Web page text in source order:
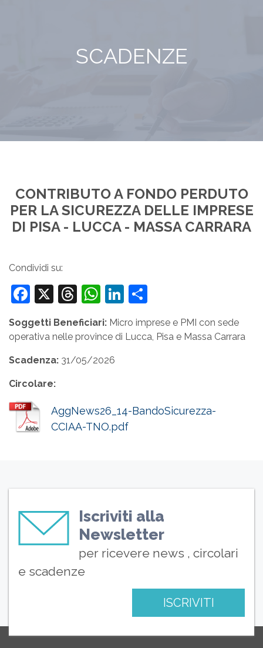
SCADENZE
CONTRIBUTO A FONDO PERDUTO
PER LA SICUREZZA DELLE IMPRESE
DI PISA - LUCCA - MASSA CARRARA
Condividi su:
Facebook
X Threads
WhatsApp
LinkedIn
Soggetti Beneficiari: Micro imprese e PMI con sede
operativa nelle province di Lucca, Pisa e Massa Carrara
Scadenza: 31/05/2026
Circolare:
AggNews26_14-BandoSicurezza-
CCIAA-TNO.pdf
Iscriviti alla
Newsletter
per ricevere news , circolari
e scadenze
ISCRIVITI